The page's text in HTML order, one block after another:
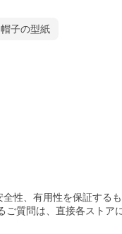
帽子の型紙
性、有用性を保証する
ご質問は、直接各ストア